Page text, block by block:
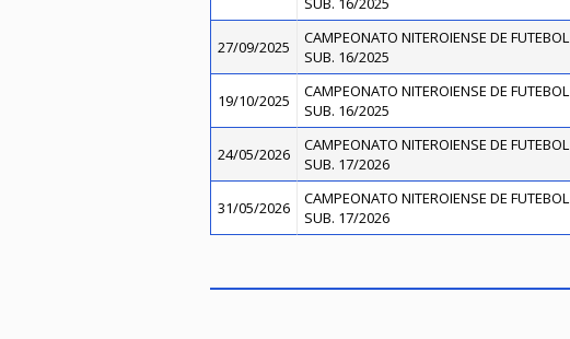
27/09/2025
CAMPEONATO NITEROIENSE DE FUTEBOL
SUB. 16/2025
19/10/2025
CAMPEONATO NITEROIENSE DE FUTEBOL
SUB. 16/2025
24/05/2026
CAMPEONATO NITEROIENSE DE FUTEBOL
SUB. 17/2026
31/05/2026
CAMPEONATO NITEROIENSE DE FUTEBOL
SUB. 17/2026